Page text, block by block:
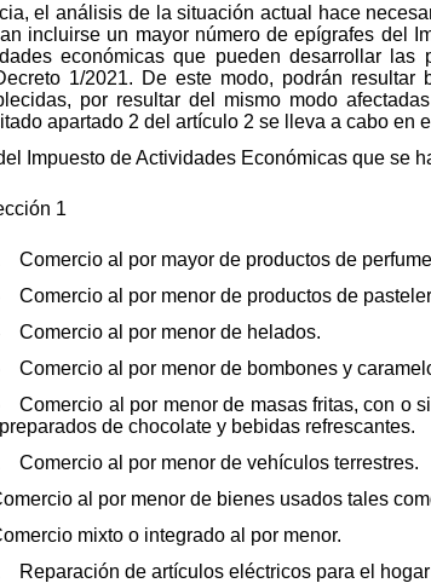
el análisis de la situación actual hace
incluirse un mayor número de epígrafes del
económicas que pueden desarrollar
1/2021. De este modo, podrán
por resultar del mismo modo
apartado 2 del artículo 2 se lleva a cabo en
Impuesto de Actividades Económicas que se
1
Comercio al por mayor de productos de
Comercio al por menor de productos de
Comercio al por menor de helados.
Comercio al por menor de bombones y
Comercio al por menor de masas fritas, con o
de chocolate y bebidas refrescantes.
Comercio al por menor de vehículos terrestres.
al por menor de bienes usados tales
mixto o integrado al por menor.
Reparación de artículos eléctricos para el hogar